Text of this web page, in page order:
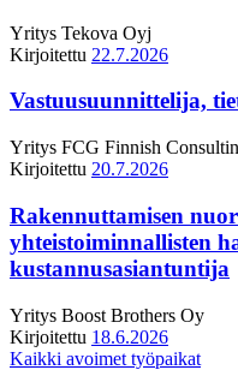
Yritys Tekova Oyj
Kirjoitettu 22.7.2026
Vastuusuunnittelija,
Yritys FCG Finnish
Kirjoitettu 20.7.2026
Rakennuttamisen
yhteistoiminnallisten
kustannusasiantuntija
Yritys Boost Brothers Oy
Kirjoitettu 18.6.2026
Kaikki avoimet työpaikat